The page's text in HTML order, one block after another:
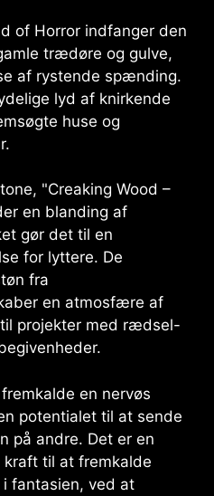
of Horror indfanger den
trædøre og gulve,
af rystende spænding.
lyd af knirkende
huse og
"Creaking Wood –
en blanding af
gør det til en
for lyttere. De
fra
en atmosfære af
projekter med rædsel-
en nervøs
potentialet til at sende
på andre. Det er en
kraft til at fremkalde
fantasien, ved at